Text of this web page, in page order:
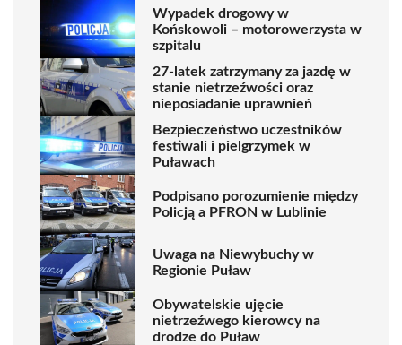
Wypadek drogowy w
Końskowoli – motorowerzysta w
szpitalu
27-latek zatrzymany za jazdę w
stanie nietrzeźwości oraz
nieposiadanie uprawnień
Bezpieczeństwo uczestników
festiwali i pielgrzymek w
Puławach
Podpisano porozumienie między
Policją a PFRON w Lublinie
Uwaga na Niewybuchy w
Regionie Puław
Obywatelskie ujęcie
nietrzeźwego kierowcy na
drodze do Puław